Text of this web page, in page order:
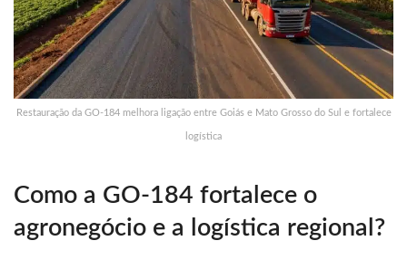
Restauração da GO-184 melhora ligação entre Goiás e Mato Grosso do Sul e fortalece
logística
Como a GO-184 fortalece o
agronegócio e a logística regional?